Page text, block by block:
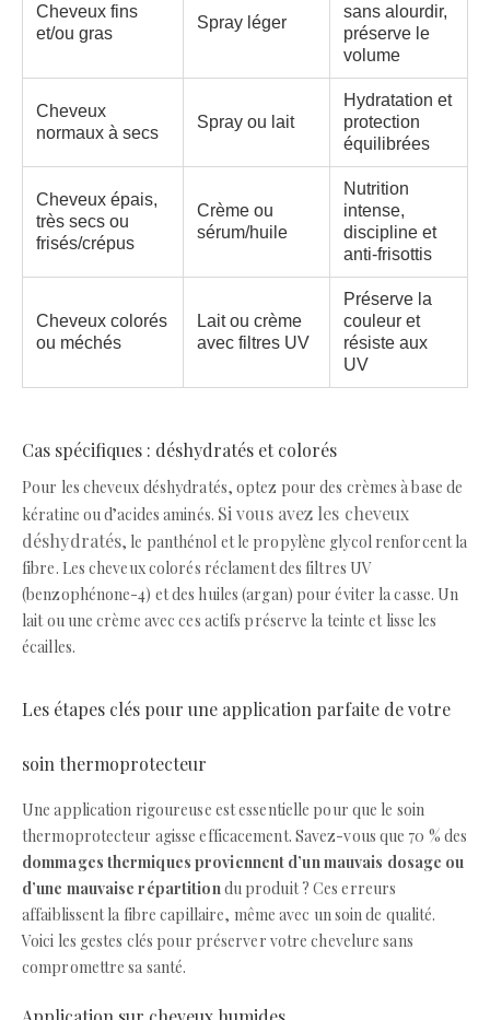
Cheveux fins
et/ou gras
Spray léger
sans alourdir,
préserve le
volume
Cheveux
normaux à secs
Spray ou lait
Hydratation et
protection
équilibrées
Cheveux épais,
très secs ou
frisés/crépus
Crème ou
sérum/huile
Nutrition
intense,
discipline et
anti-frisottis
Cheveux colorés
ou méchés
Lait ou crème
avec filtres UV
Préserve la
couleur et
résiste aux
UV
Cas spécifiques : déshydratés et colorés
Pour les cheveux déshydratés, optez pour des crèmes à base de
kératine ou d’acides aminés. Si vous avez les cheveux
déshydratés, le panthénol et le propylène glycol renforcent la
fibre. Les cheveux colorés réclament des filtres UV
(benzophénone-4) et des huiles (argan) pour éviter la casse. Un
lait ou une crème avec ces actifs préserve la teinte et lisse les
écailles.
Les étapes clés pour une application parfaite de votre
soin thermoprotecteur
Une application rigoureuse est essentielle pour que le soin
thermoprotecteur agisse efficacement. Savez-vous que 70 % des
dommages thermiques proviennent d’un mauvais dosage ou
d’une mauvaise répartition du produit ? Ces erreurs
affaiblissent la fibre capillaire, même avec un soin de qualité.
Voici les gestes clés pour préserver votre chevelure sans
compromettre sa santé.